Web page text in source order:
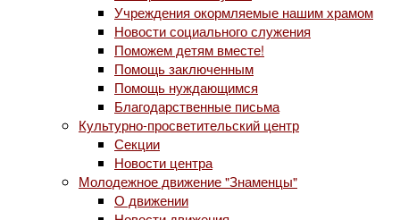
Учреждения окормляемые нашим храмом
Новости социального служения
Поможем детям вместе!
Помощь заключенным
Помощь нуждающимся
Благодарственные письма
Культурно-просветительский центр
Секции
Новости центра
Молодежное движение "Знаменцы"
О движении